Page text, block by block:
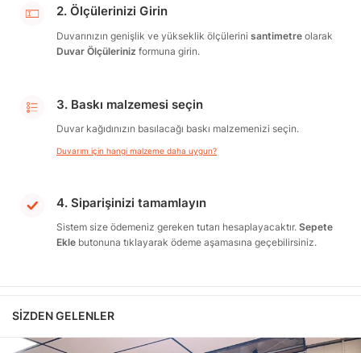
2. Ölçülerinizi Girin
Duvarınızın genişlik ve yükseklik ölçülerini santimetre olarak
Duvar Ölçüleriniz formuna girin.
3. Baskı malzemesi seçin
Duvar kağıdınızın basılacağı baskı malzemenizi seçin.
Duvarım için hangi malzeme daha uygun?
4. Siparişinizi tamamlayın
Sistem size ödemeniz gereken tutarı hesaplayacaktır. Sepete
Ekle butonuna tıklayarak ödeme aşamasına geçebilirsiniz.
SIZDEN GELENLER